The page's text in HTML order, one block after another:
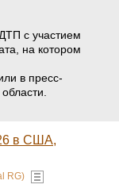
с участием
на котором
в пресс-
в США,
RG)